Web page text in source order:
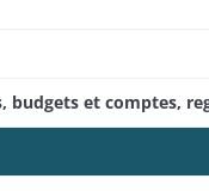
et comptes,